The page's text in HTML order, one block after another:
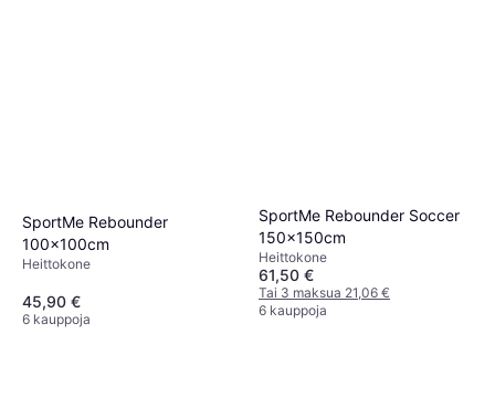
SportMe Rebounder
100x100cm
Heittokone
45,90 €
6 kauppoja
SportMe Rebounder Soccer
150x150cm
Heittokone
61,50 €
Tai 3 maksua 21,06 €
6 kauppoja